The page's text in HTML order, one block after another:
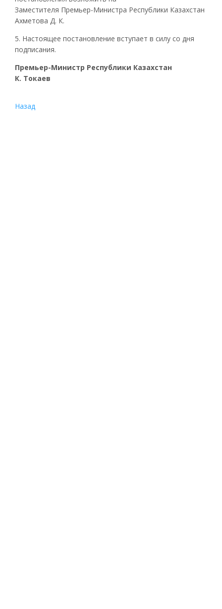
Заместителя Премьер-Министра Республики Казахстан
Ахметова Д. К.
5. Настоящее постановление вступает в силу со дня
подписания.
Премьер-Министр Республики Казахстан
К. Токаев
Назад